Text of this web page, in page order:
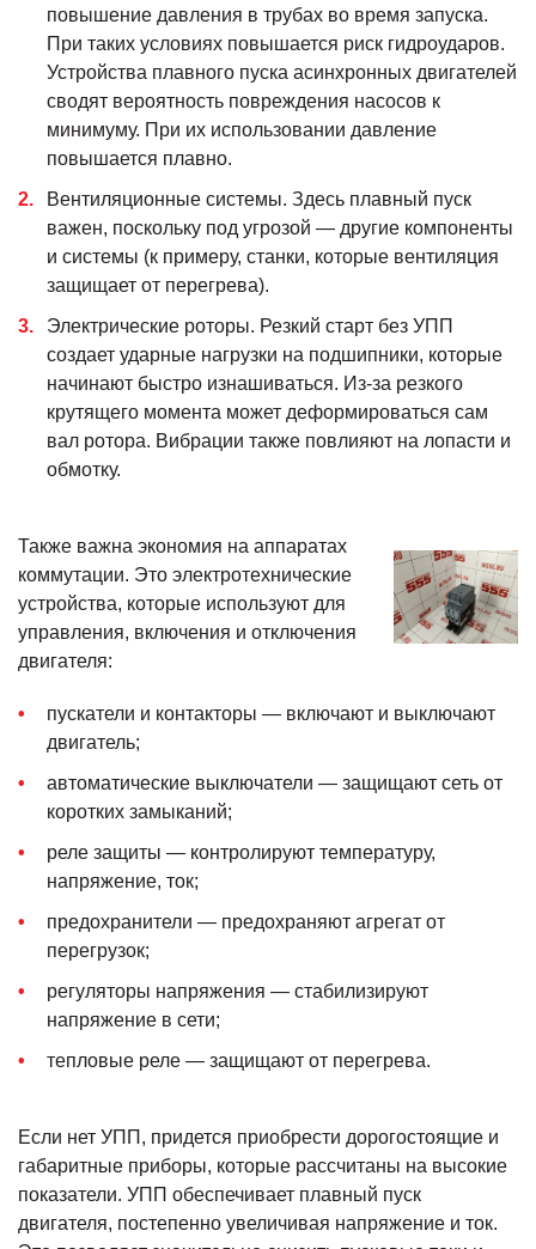
повышение давления в трубах во время запуска.
При таких условиях повышается риск гидроударов.
Устройства плавного пуска асинхронных двигателей
сводят вероятность повреждения насосов к
минимуму. При их использовании давление
повышается плавно.
Вентиляционные системы. Здесь плавный пуск
важен, поскольку под угрозой — другие компоненты
и системы (к примеру, станки, которые вентиляция
защищает от перегрева).
Электрические роторы. Резкий старт без УПП
создает ударные нагрузки на подшипники, которые
начинают быстро изнашиваться. Из-за резкого
крутящего момента может деформироваться сам
вал ротора. Вибрации также повлияют на лопасти и
обмотку.
Также важна экономия на аппаратах
коммутации. Это электротехнические
устройства, которые используют для
управления, включения и отключения
двигателя:
пускатели и контакторы — включают и выключают
двигатель;
автоматические выключатели — защищают сеть от
коротких замыканий;
реле защиты — контролируют температуру,
напряжение, ток;
предохранители — предохраняют агрегат от
перегрузок;
регуляторы напряжения — стабилизируют
напряжение в сети;
тепловые реле — защищают от перегрева.
Если нет УПП, придется приобрести дорогостоящие и
габаритные приборы, которые рассчитаны на высокие
показатели. УПП обеспечивает плавный пуск
двигателя, постепенно увеличивая напряжение и ток.